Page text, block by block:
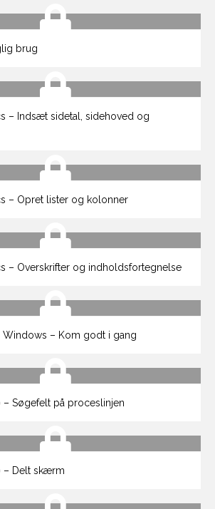
brug
– Indsæt sidetal, sidehoved og
– Opret lister og kolonner
– Overskrifter og indholdsfortegnelse
Windows – Kom godt i gang
– Søgefelt på proceslinjen
– Delt skærm